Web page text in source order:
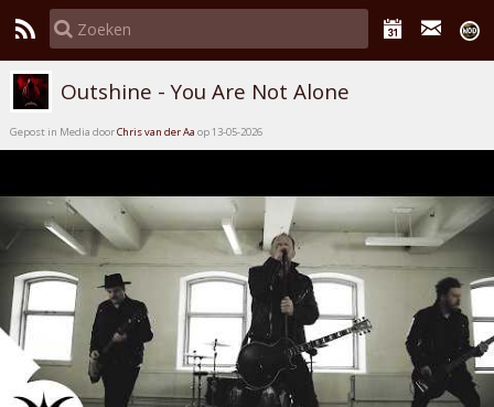
Outshine - You Are Not Alone
Gepost in Media doorChris van der Aa op 13-05-2026